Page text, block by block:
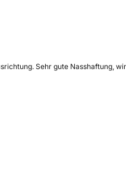
Sehr gute Nasshaftung,